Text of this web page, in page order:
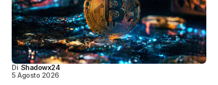
Di Shadowx24
5 Agosto 2026